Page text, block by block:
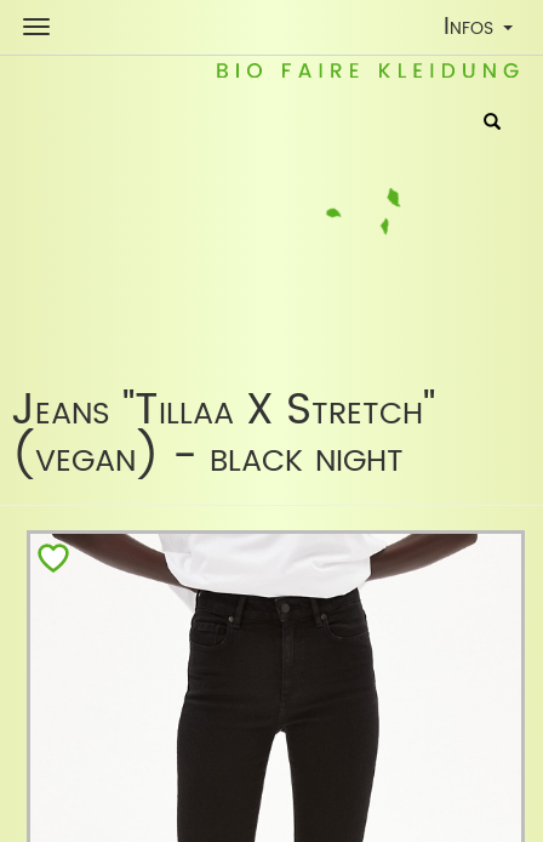
Toggle
Infos
Jeans "Tillaa X Stretch"
(vegan) - black night